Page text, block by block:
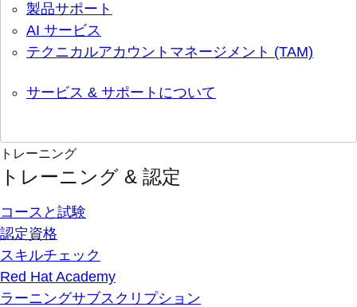
製品サポート
AI サービス
テクニカルアカウントマネージメント (TAM)
サービス & サポートについて
トレーニング
トレーニング & 認定
コースと試験
認定資格
スキルチェック
Red Hat Academy
ラーニングサブスクリプション